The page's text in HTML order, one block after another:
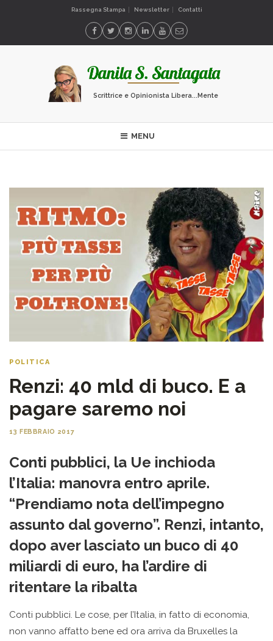
Rassegna Stampa Newsletter Contatti
Scrittrice e Opinionista Libera...Mente
MENU
POLITICA
Renzi: 40 mld di buco. E a
pagare saremo noi
13 FEBBRAIO 2017
Conti pubblici, la Ue inchioda
l’Italia: manovra entro aprile.
“Prendiamo nota dell’impegno
assunto dal governo”. Renzi, intanto,
dopo aver lasciato un buco di 40
miliardi di euro, ha l’ardire di
ritentare la ribalta
Conti pubblici. Le cose, per l’Italia, in fatto di economia,
non vanno affatto bene ed ora arriva da Bruxelles la